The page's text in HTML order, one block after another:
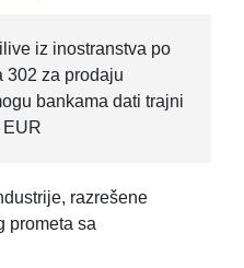
iz inostranstva po
302 za prodaju
bankama dati trajni
EUR
razrešene
prometa sa